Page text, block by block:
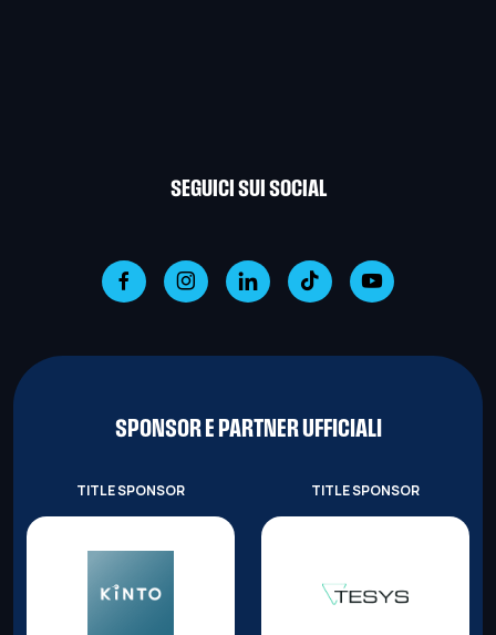
SEGUICI SUI SOCIAL
SPONSOR E PARTNER UFFICIALI
TITLE SPONSOR TITLE SPONSOR